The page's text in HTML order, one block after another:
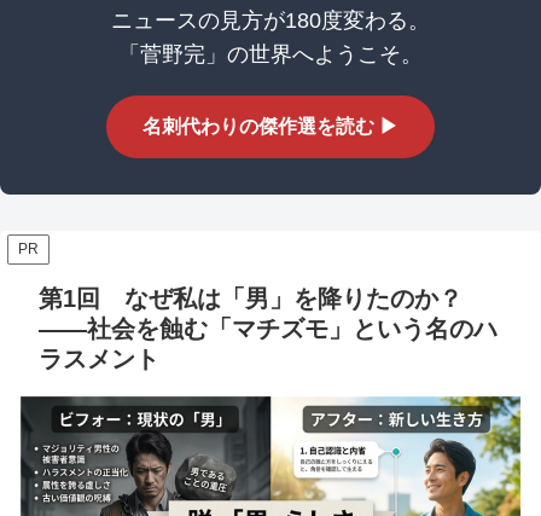
ニュースの見方が180度変わる。
「菅野完」の世界へようこそ。
名刺代わりの傑作選を読む ▶
PR
第1回 なぜ私は「男」を降りたのか？
——社会を蝕む「マチズモ」という名のハ
ラスメント